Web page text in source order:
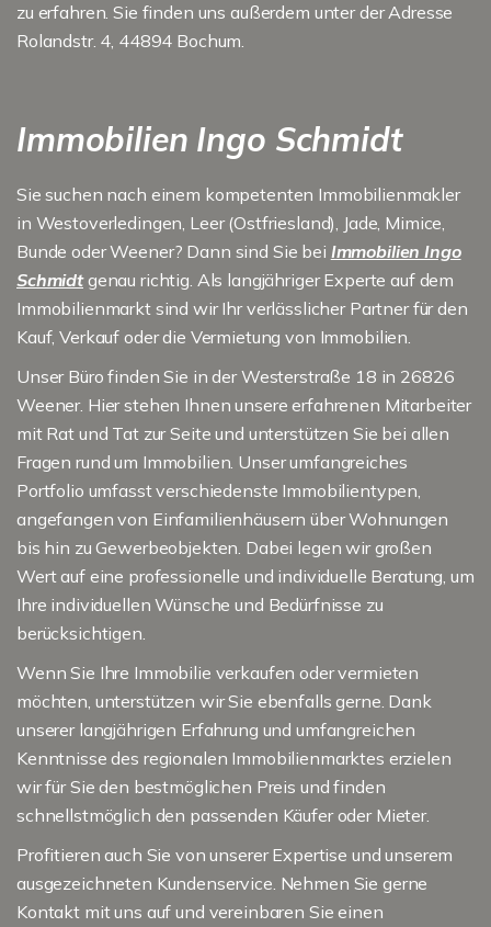
zu erfahren. Sie finden uns außerdem unter der Adresse
Rolandstr. 4, 44894 Bochum.
Immobilien Ingo Schmidt
Sie suchen nach einem kompetenten Immobilienmakler
in Westoverledingen, Leer (Ostfriesland), Jade, Mimice,
Bunde oder Weener? Dann sind Sie bei Immobilien Ingo
Schmidtgenau richtig. Als langjähriger Experte auf dem
Immobilienmarkt sind wir Ihr verlässlicher Partner für den
Kauf, Verkauf oder die Vermietung von Immobilien.
Unser Büro finden Sie in der Westerstraße 18 in 26826
Weener. Hier stehen Ihnen unsere erfahrenen Mitarbeiter
mit Rat und Tat zur Seite und unterstützen Sie bei allen
Fragen rund um Immobilien. Unser umfangreiches
Portfolio umfasst verschiedenste Immobilientypen,
angefangen von Einfamilienhäusern über Wohnungen
bis hin zu Gewerbeobjekten. Dabei legen wir großen
Wert auf eine professionelle und individuelle Beratung, um
Ihre individuellen Wünsche und Bedürfnisse zu
berücksichtigen.
Wenn Sie Ihre Immobilie verkaufen oder vermieten
möchten, unterstützen wir Sie ebenfalls gerne. Dank
unserer langjährigen Erfahrung und umfangreichen
Kenntnisse des regionalen Immobilienmarktes erzielen
wir für Sie den bestmöglichen Preis und finden
schnellstmöglich den passenden Käufer oder Mieter.
Profitieren auch Sie von unserer Expertise und unserem
ausgezeichneten Kundenservice. Nehmen Sie gerne
Kontakt mit uns auf und vereinbaren Sie einen